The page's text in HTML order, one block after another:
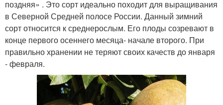
поздняя» . Это сорт идеально походит для выращивания
в Северной Средней полосе России. Данный зимний
сорт относится к среднерослым. Его плоды созревают в
конце первого осеннего месяца- начале второго. При
правильно хранении не теряют своих качеств до января
- февраля.